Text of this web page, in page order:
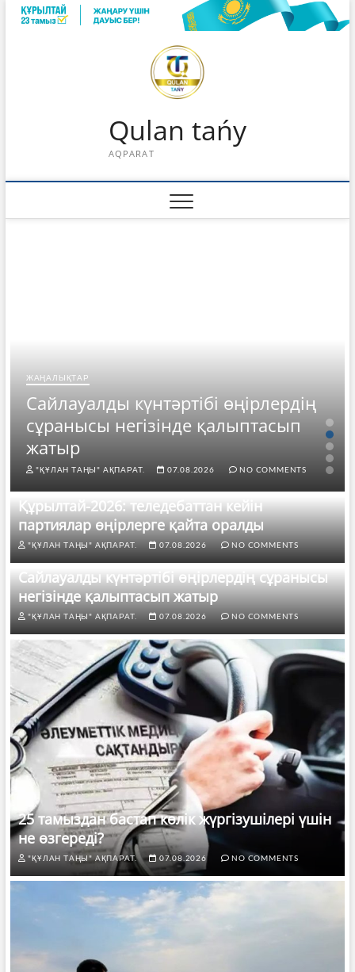
Skip
Qulan tańy
AQPARAT
ЖАҢАЛЫҚТАР
Сайлауалды күнтәртібі өңірлердің
сұранысы негізінде қалыптасып
жатыр
"ҚҰЛАН ТАҢЫ" АҚПАРАТ. 07.08.2026 NO COMMENTS
Құрылтай-2026: теледебаттан кейін
партиялар өңірлерге қайта оралды
"ҚҰЛАН ТАҢЫ" АҚПАРАТ. 07.08.2026 NO COMMENTS
Сайлауалды күнтәртібі өңірлердің сұранысы
негізінде қалыптасып жатыр
"ҚҰЛАН ТАҢЫ" АҚПАРАТ. 07.08.2026 NO COMMENTS
25 тамыздан бастап көлік жүргізушілері үшін
не өзгереді?
"ҚҰЛАН ТАҢЫ" АҚПАРАТ. 07.08.2026 NO COMMENTS